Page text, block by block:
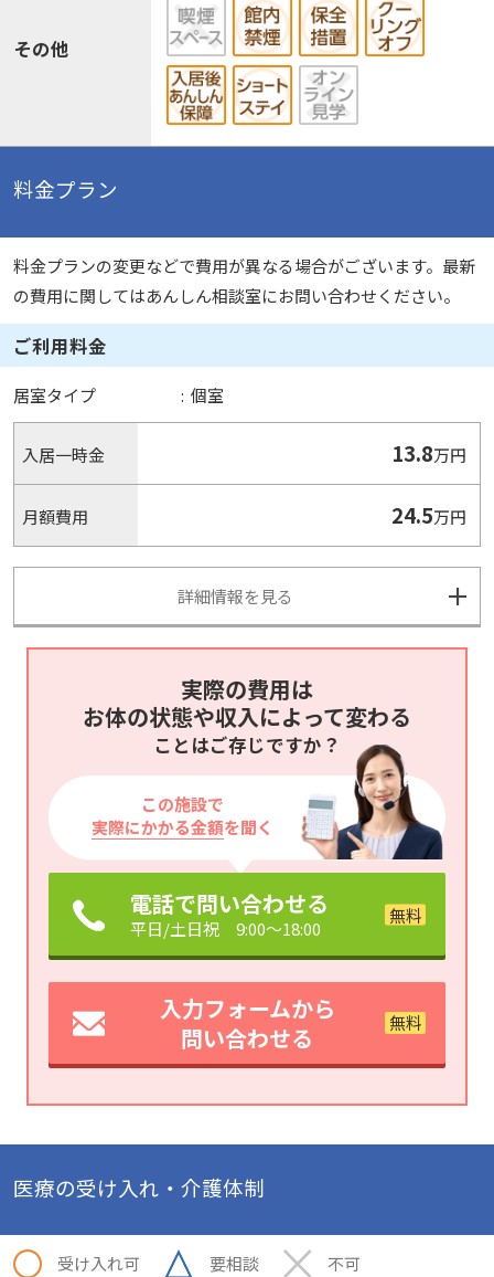
その他
料金プラン
料金プランの変更などで費用が異なる場合がございます。最新
の費用に関してはあんしん相談室にお問い合わせください。
ご利用料金
居室タイプ : 個室
入居一時金 13.8万円
月額費用 24.5万円
詳細情報を見る
実際の費用は
お体の状態や収入によって変わる
ことはご存じですか？
この施設で
実際にかかる金額を聞く
電話で問い合わせる
平日/土日祝 9:00～18:00
入力フォームから
問い合わせる
医療の受け入れ・介護体制
受け入れ可 要相談 不可